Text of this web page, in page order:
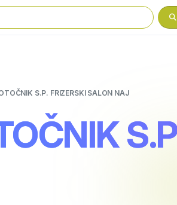
S.P. FRIZERSKI SALON NAJ